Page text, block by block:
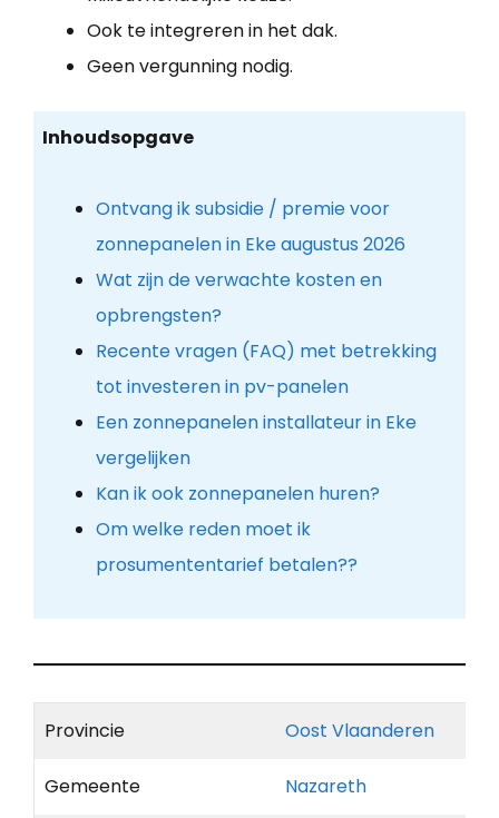
Ook te integreren in het dak.
Geen vergunning nodig.
Inhoudsopgave
Ontvang ik subsidie / premie voor
zonnepanelen in Eke augustus 2026
Wat zijn de verwachte kosten en
opbrengsten?
Recente vragen (FAQ) met betrekking
tot investeren in pv-panelen
Een zonnepanelen installateur in Eke
vergelijken
Kan ik ook zonnepanelen huren?
Om welke reden moet ik
prosumententarief betalen??
Provincie Oost Vlaanderen
Gemeente Nazareth